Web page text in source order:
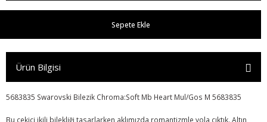
Sepete Ekle
Ürün Bilgisi
5683835 Swarovski Bilezik Chroma:Soft Mb Heart Mul/Gos M 5683835
Bu çekici ikili bilekliği tasarlarken aklımızda romantizmle yola çıktık. Altın